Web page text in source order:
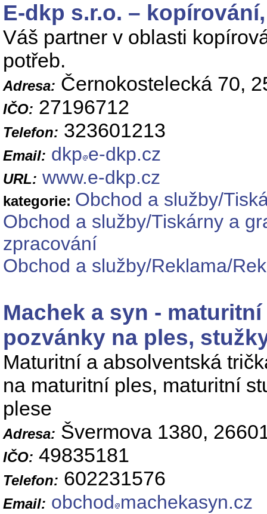
E-dkp s.r.o. –
Váš partner v oblasti
potřeb.
Adresa: Černokostelecká 70,
IČO: 27196712
Telefon: 323601213
Email: dkp e-dkp.cz
URL: www.e-dkp.cz
kategorie: Obchod a služby/
Obchod a služby/Tiskárny a
zpracování
Obchod a služby/Reklama/
Machek a syn -
pozvánky na ples,
Maturitní a absolventská
na maturitní ples, maturitní
plese
Adresa: Švermova 1380,
IČO: 49835181
Telefon: 602231576
Email: obchod machekasyn.cz